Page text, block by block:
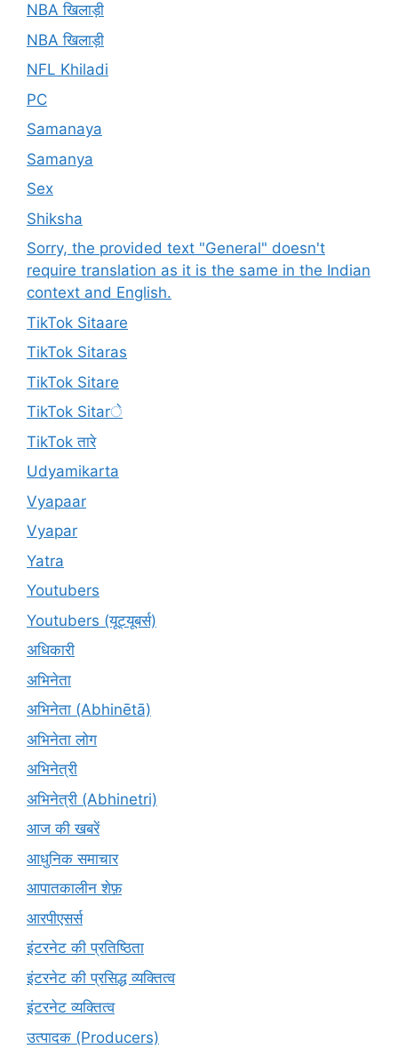
NBA खिलाड़ी
NBA खिलाड़ी
NFL Khiladi
PC
Samanaya
Samanya
Sex
Shiksha
Sorry, the provided text "General" doesn't
require translation as it is the same in the Indian
context and English.
TikTok Sitaare
TikTok Sitaras
TikTok Sitare
TikTok Sitarे
TikTok तारे
Udyamikarta
Vyapaar
Vyapar
Yatra
Youtubers
Youtubers (यूट्यूबर्स)
अधिकारी
अभिनेता
अभिनेता (Abhinētā)
अभिनेता लोग
अभिनेत्री
अभिनेत्री (Abhinetri)
आज की खबरें
आधुनिक समाचार
आपातकालीन शेफ़
आरपीएसर्स
इंटरनेट की प्रतिष्ठिता
इंटरनेट की प्रसिद्ध व्यक्तित्व
इंटरनेट व्यक्तित्व
उत्पादक (Producers)